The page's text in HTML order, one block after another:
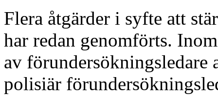
Flera åtgärder i syfte att
har redan genomförts.
av förundersökningsledare
polisiär